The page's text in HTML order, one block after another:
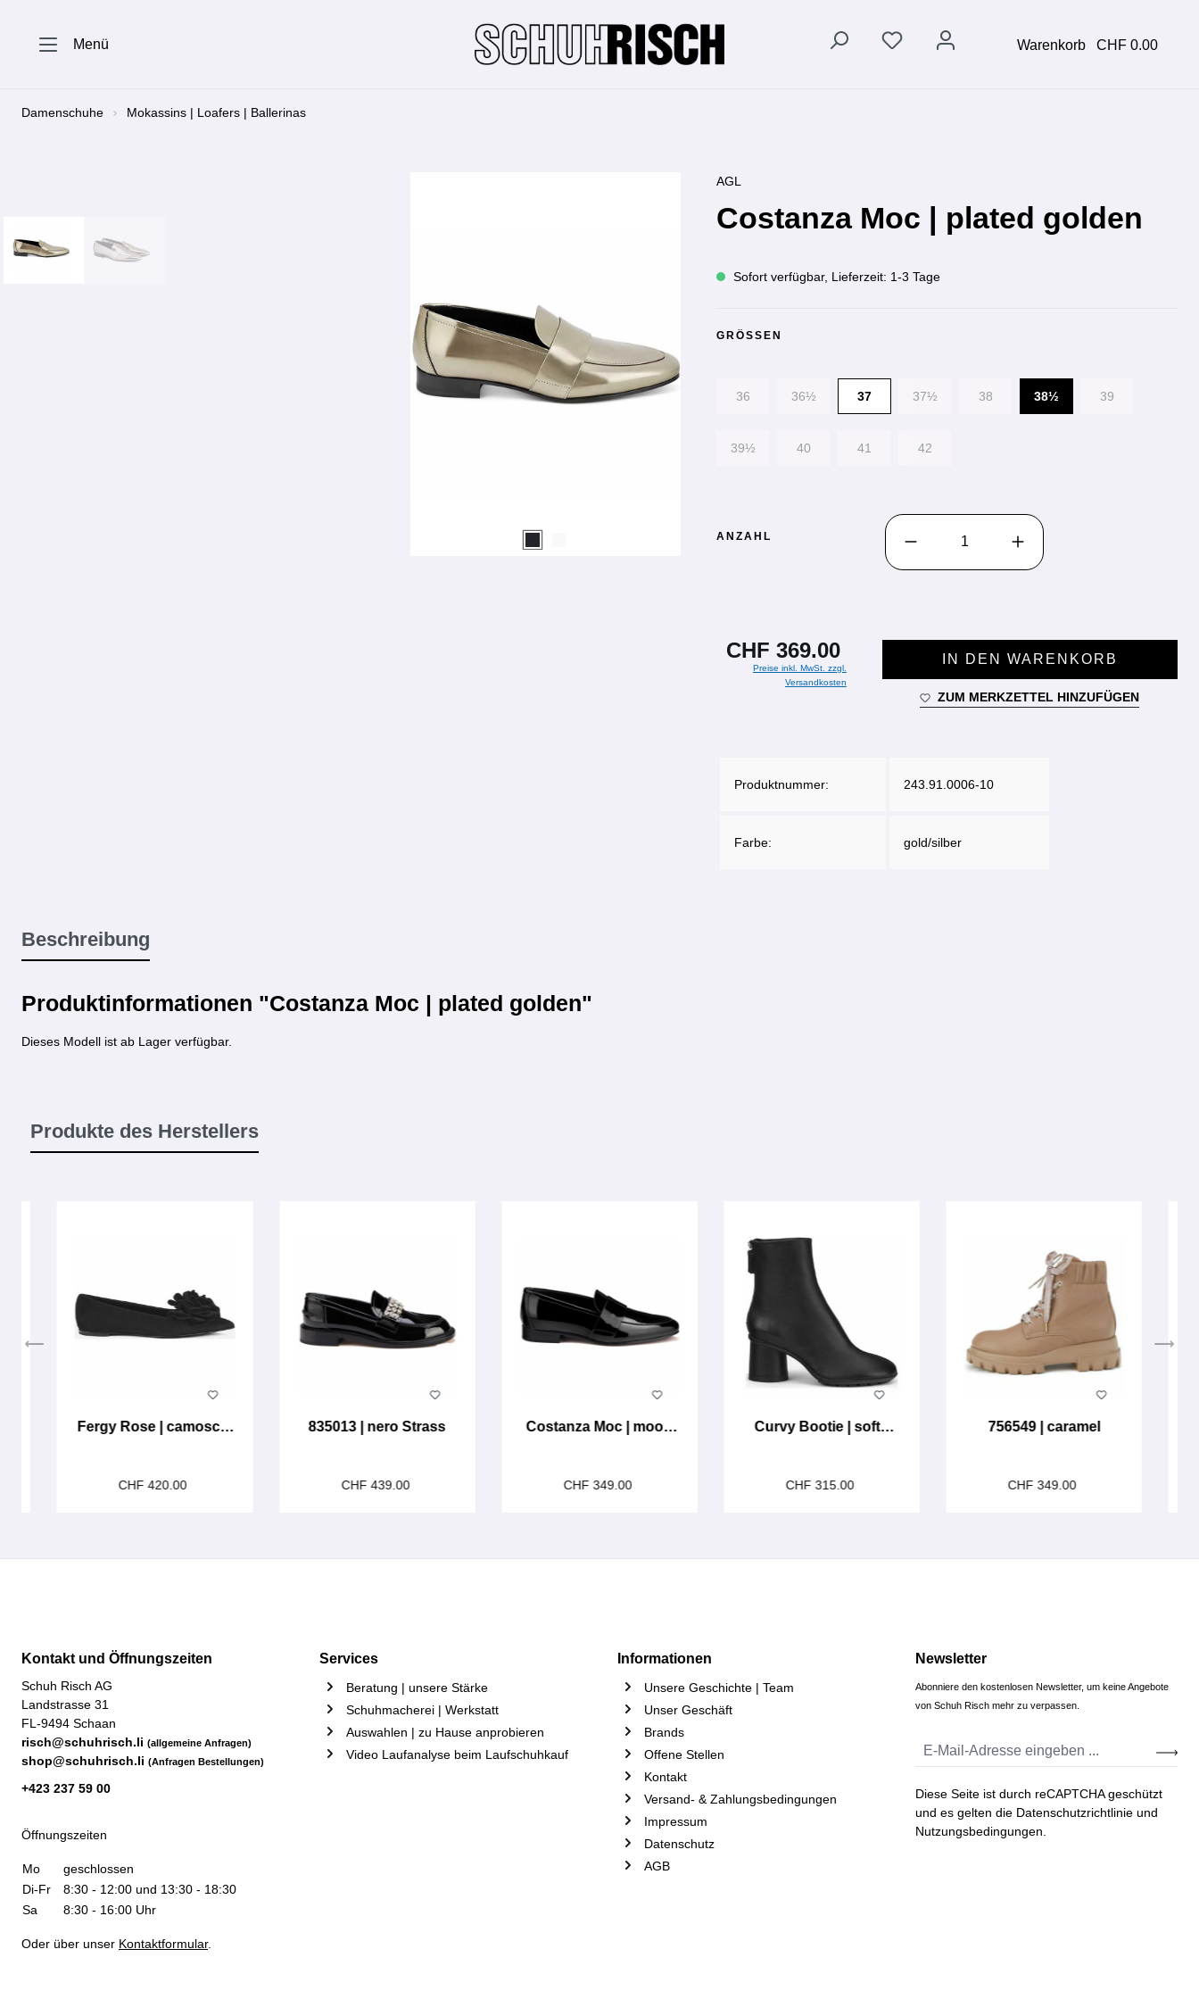
Menü Warenkorb CHF 0.00
Damenschuhe Mokassins | Loafers | Ballerinas
AGL
Costanza Moc | plated golden
Sofort verfügbar, Lieferzeit: 1-3 Tage
GRÖSSEN
36 36½ 37 37½ 38 38½ 39
39½ 40 41 42
ANZAHL
PRODUKT ANZAHL: GIB DEN GEWÜNSCHTEN
CHF 369.00
Preise inkl. MwSt. zzgl.
Versandkosten
IN DEN WARENKORB
ZUM MERKZETTEL HINZUFÜGEN
Produktnummer: 243.91.0006-10
Farbe: gold/silber
Beschreibung
Produktinformationen "Costanza Moc | plated golden"
Dieses Modell ist ab Lager verfügbar.
Produkte des Herstellers
Fergy Rose | camoscio
CHF 420.00
835013 | nero Strass
CHF 439.00
Costanza Moc | moon
CHF 349.00
Curvy Bootie | softy
CHF 315.00
756549 | caramel
CHF 349.00
Kontakt und Öffnungszeiten
Schuh Risch AG
Landstrasse 31
FL-9494 Schaan
risch@schuhrisch.li (allgemeine Anfragen)
shop@schuhrisch.li (Anfragen Bestellungen)
+423 237 59 00
Öffnungszeiten
Mo
geschlossen
Di-Fr
8:30 - 12:00 und 13:30 - 18:30
Sa
8:30 - 16:00 Uhr
Oder über unser Kontaktformular.
Services
Beratung | unsere Stärke
Schuhmacherei | Werkstatt
Auswahlen | zu Hause anprobieren
Video Laufanalyse beim Laufschuhkauf
Informationen
Unsere Geschichte | Team
Unser Geschäft
Brands
Offene Stellen
Kontakt
Versand- & Zahlungsbedingungen
Impressum
Datenschutz
AGB
Newsletter
Abonniere den kostenlosen Newsletter, um keine Angebote
von Schuh Risch mehr zu verpassen.
Diese Seite ist durch reCAPTCHA geschützt
und es gelten die Datenschutzrichtlinie und
Nutzungsbedingungen